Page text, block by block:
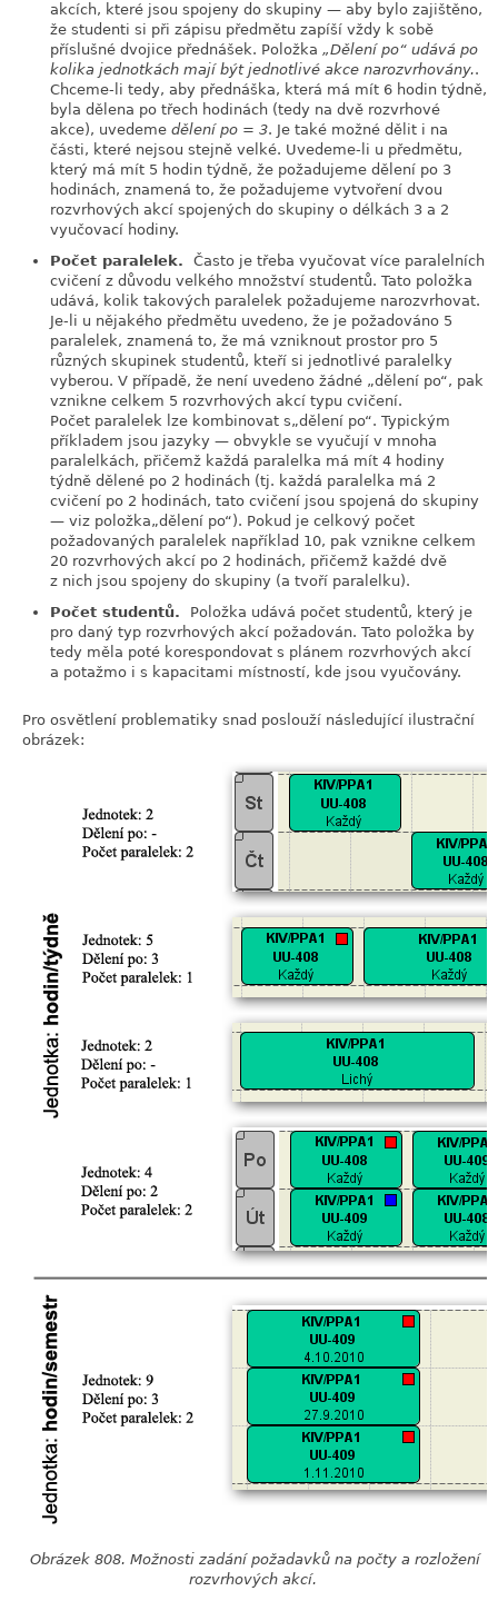
akcích, které jsou spojeny do skupiny — aby bylo zajištěno,
že studenti si při zápisu předmětu zapíší vždy k sobě
příslušné dvojice přednášek. Položka „Dělení po“ udává po
kolika jednotkách mají být jednotlivé akce narozvrhovány..
Chceme-li tedy, aby přednáška, která má mít 6 hodin týdně,
byla dělena po třech hodinách (tedy na dvě rozvrhové
akce), uvedeme dělení po = 3. Je také možné dělit i na
části, které nejsou stejně velké. Uvedeme-li u předmětu,
který má mít 5 hodin týdně, že požadujeme dělení po 3
hodinách, znamená to, že požadujeme vytvoření dvou
rozvrhových akcí spojených do skupiny o délkách 3 a 2
vyučovací hodiny.
Počet paralelek.
Často je třeba vyučovat více paralelních
cvičení z důvodu velkého množství studentů. Tato položka
udává, kolik takových paralelek požadujeme narozvrhovat.
Je-li u nějakého předmětu uvedeno, že je požadováno 5
paralelek, znamená to, že má vzniknout prostor pro 5
různých skupinek studentů, kteří si jednotlivé paralelky
vyberou. V případě, že není uvedeno žádné „dělení po“, pak
vznikne celkem 5 rozvrhových akcí typu cvičení.
Počet paralelek lze kombinovat s„dělení po“. Typickým
příkladem jsou jazyky — obvykle se vyučují v mnoha
paralelkách, přičemž každá paralelka má mít 4 hodiny
týdně dělené po 2 hodinách (tj. každá paralelka má 2
cvičení po 2 hodinách, tato cvičení jsou spojená do skupiny
— viz položka„dělení po“). Pokud je celkový počet
požadovaných paralelek například 10, pak vznikne celkem
20 rozvrhových akcí po 2 hodinách, přičemž každé dvě
z nich jsou spojeny do skupiny (a tvoří paralelku).
Počet studentů.
Položka udává počet studentů, který je
pro daný typ rozvrhových akcí požadován. Tato položka by
tedy měla poté korespondovat s plánem rozvrhových akcí
a potažmo i s kapacitami místností, kde jsou vyučovány.
Pro osvětlení problematiky snad poslouží následující ilustrační
obrázek:
Obrázek 808. Možnosti zadání požadavků na počty a rozložení
rozvrhových akcí.